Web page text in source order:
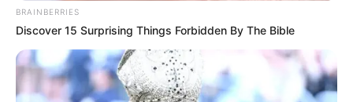
BRAINBERRIES
Discover 15 Surprising Things Forbidden By The Bible